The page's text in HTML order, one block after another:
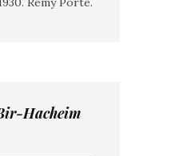
Hacheim